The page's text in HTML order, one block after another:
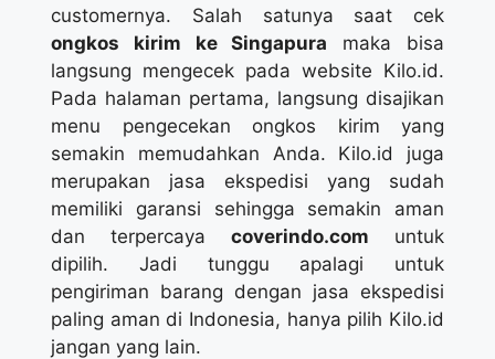
customernya. Salah satunya saat cek
ongkos kirim ke Singapura maka bisa
langsung mengecek pada website Kilo.id.
Pada halaman pertama, langsung disajikan
menu pengecekan ongkos kirim yang
semakin memudahkan Anda. Kilo.id juga
merupakan jasa ekspedisi yang sudah
memiliki garansi sehingga semakin aman
dan terpercaya coverindo.com untuk
dipilih. Jadi tunggu apalagi untuk
pengiriman barang dengan jasa ekspedisi
paling aman di Indonesia, hanya pilih Kilo.id
jangan yang lain.